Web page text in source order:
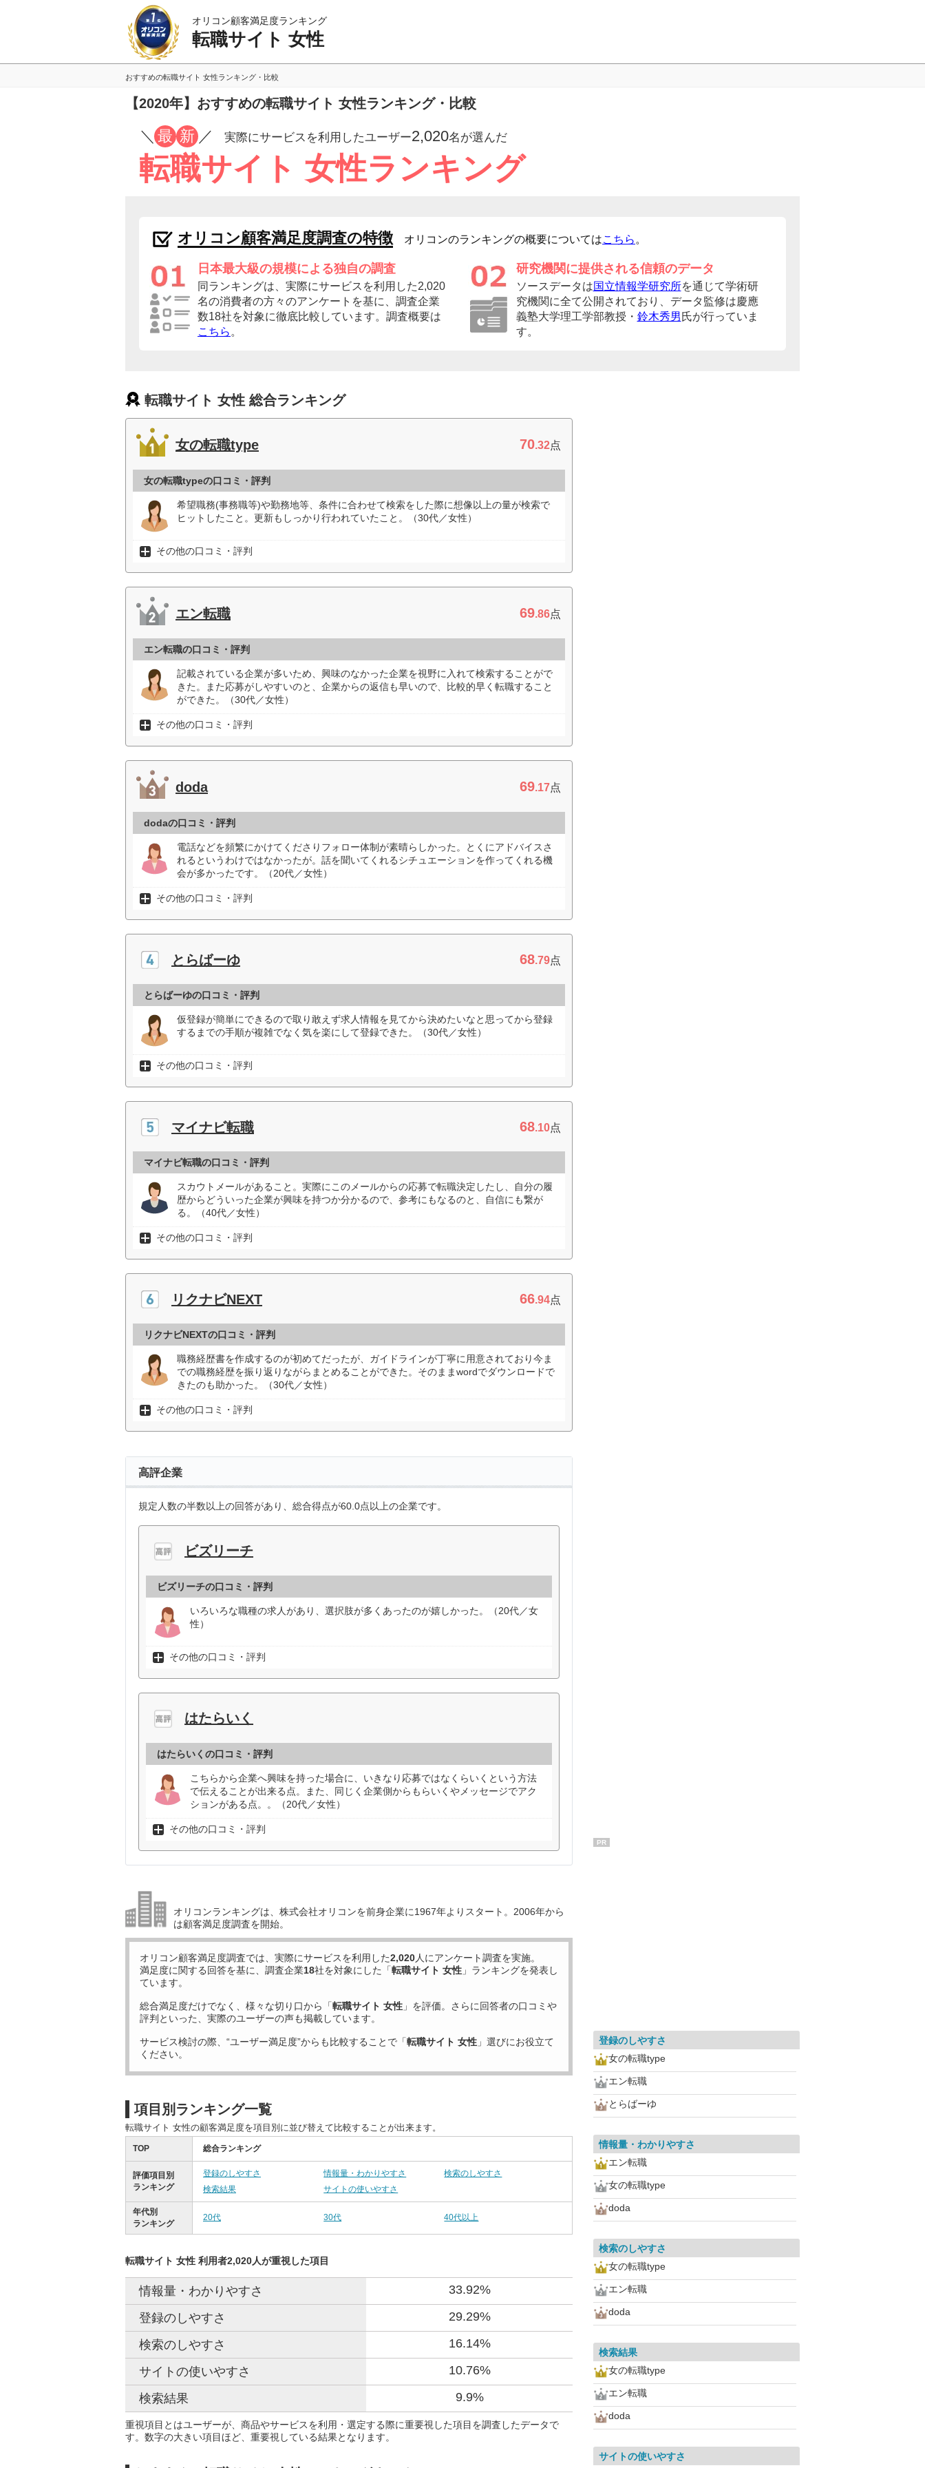
オリコン顧客満足度ランキング
転職サイト 女性
おすすめの転職サイト 女性ランキング・比較
【2020年】おすすめの転職サイト 女性ランキング・比較
／ 最 新 ／ 実際にサービスを利用したユーザー2,020名が選んだ
転職サイト 女性ランキング
オリコン顧客満足度調査の特徴 オリコンのランキングの概要についてはこちら 。
日本最大級の規模による独自の調査
同ランキングは、実際にサービスを利用した2,020
名の消費者の方々のアンケートを基に、調査企業
数18社を対象に徹底比較しています。調査概要は
こちら 。
研究機関に提供される信頼のデータ
ソースデータは国立情報学研究所を通じて学術研
究機関に全て公開されており、データ監修は慶應
義塾大学理工学部教授・ 鈴木秀男 氏が行っていま
す。
転職サイト 女性 総合ランキング
女の転職type 70.32点
女の転職typeの口コミ・評判
希望職務(事務職等)や勤務地等、条件に合わせて検索をした際に想像以上の量が検索で
ヒットしたこと。更新もしっかり行われていたこと。（30代／女性）
その他の口コミ・評判
エン転職 69.86点
エン転職の口コミ・評判
記載されている企業が多いため、興味のなかった企業を視野に入れて検索することがで
きた。また応募がしやすいのと、企業からの返信も早いので、比較的早く転職すること
ができた。（30代／女性）
その他の口コミ・評判
doda 69.17点
dodaの口コミ・評判
電話などを頻繁にかけてくださりフォロー体制が素晴らしかった。とくにアドバイスさ
れるというわけではなかったが。話を聞いてくれるシチュエーションを作ってくれる機
会が多かったです。（20代／女性）
その他の口コミ・評判
とらばーゆ 68.79点
とらばーゆの口コミ・評判
仮登録が簡単にできるので取り敢えず求人情報を見てから決めたいなと思ってから登録
するまでの手順が複雑でなく気を楽にして登録できた。（30代／女性）
その他の口コミ・評判
マイナビ転職 68.10点
マイナビ転職の口コミ・評判
スカウトメールがあること。実際にこのメールからの応募で転職決定したし、自分の履
歴からどういった企業が興味を持つか分かるので、参考にもなるのと、自信にも繋が
る。（40代／女性）
その他の口コミ・評判
リクナビNEXT 66.94点
リクナビNEXTの口コミ・評判
職務経歴書を作成するのが初めてだったが、ガイドラインが丁寧に用意されており今ま
での職務経歴を振り返りながらまとめることができた。そのままwordでダウンロードで
きたのも助かった。（30代／女性）
その他の口コミ・評判
高評企業
規定人数の半数以上の回答があり、総合得点が60.0点以上の企業です。
ビズリーチ
ビズリーチの口コミ・評判
いろいろな職種の求人があり、選択肢が多くあったのが嬉しかった。（20代／女
性）
その他の口コミ・評判
はたらいく
はたらいくの口コミ・評判
こちらから企業へ興味を持った場合に、いきなり応募ではなくらいくという方法
で伝えることが出来る点。また、同じく企業側からもらいくやメッセージでアク
ションがある点。。（20代／女性）
その他の口コミ・評判
オリコンランキングは、株式会社オリコンを前身企業に1967年よりスタート。2006年から
は顧客満足度調査を開始。
オリコン顧客満足度調査では、実際にサービスを利用した2,020人にアンケート調査を実施。
満足度に関する回答を基に、調査企業18社を対象にした「転職サイト 女性 」ランキングを発表し
ています。
総合満足度だけでなく、様々な切り口から「転職サイト 女性 」を評価。さらに回答者の口コミや
評判といった、実際のユーザーの声も掲載しています。
サービス検討の際、“ユーザー満足度”からも比較することで「転職サイト 女性 」選びにお役立て
ください。
項目別ランキング一覧
転職サイト 女性の顧客満足度を項目別に並び替えて比較することが出来ます。
TOP 総合ランキング
評価項目別
ランキング
登録のしやすさ 情報量・わかりやすさ
検索のしやすさ
検索結果
サイトの使いやすさ
年代別
ランキング
20代 30代 40代以上
転職サイト 女性 利用者2,020人が重視した項目
情報量・わかりやすさ 33.92%
登録のしやすさ 29.29%
検索のしやすさ 16.14%
サイトの使いやすさ 10.76%
検索結果 9.9%
重視項目とはユーザーが、商品やサービスを利用・選定する際に重要視した項目を調査したデータで
す。数字の大きい項目ほど、重要視している結果となります。
PR
登録のしやすさ
女の転職type
エン転職
とらばーゆ
情報量・わかりやすさ
エン転職
女の転職type
doda
検索のしやすさ
女の転職type
エン転職
doda
検索結果
女の転職type
エン転職
doda
サイトの使いやすさ